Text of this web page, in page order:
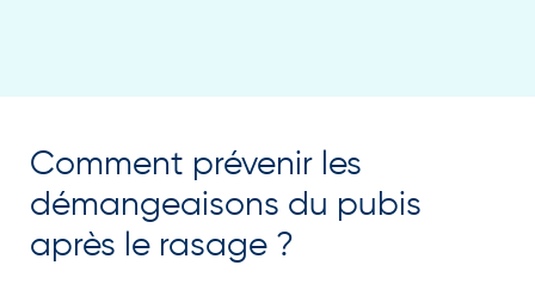
Comment prévenir les
démangeaisons du pubis
après le rasage ?